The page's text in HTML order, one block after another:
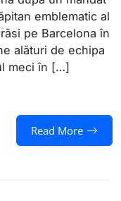
emblematic al
pe Barcelona în
alături de echipa
meci în […]
Read More